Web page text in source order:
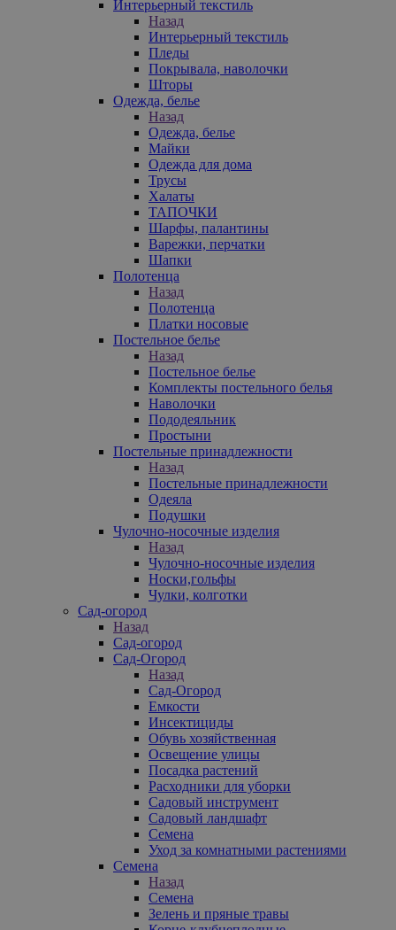
Интерьерный текстиль
Назад
Интерьерный текстиль
Пледы
Покрывала, наволочки
Шторы
Одежда, белье
Назад
Одежда, белье
Майки
Одежда для дома
Трусы
Халаты
ТАПОЧКИ
Шарфы, палантины
Варежки, перчатки
Шапки
Полотенца
Назад
Полотенца
Платки носовые
Постельное белье
Назад
Постельное белье
Комплекты постельного белья
Наволочки
Пододеяльник
Простыни
Постельные принадлежности
Назад
Постельные принадлежности
Одеяла
Подушки
Чулочно-носочные изделия
Назад
Чулочно-носочные изделия
Носки,гольфы
Чулки, колготки
Сад-огород
Назад
Сад-огород
Сад-Огород
Назад
Сад-Огород
Емкости
Инсектициды
Обувь хозяйственная
Освещение улицы
Посадка растений
Расходники для уборки
Садовый инструмент
Садовый ландшафт
Семена
Уход за комнатными растениями
Семена
Назад
Семена
Зелень и пряные травы